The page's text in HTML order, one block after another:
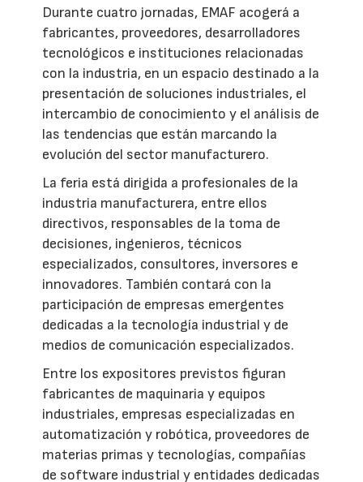
Durante cuatro jornadas, EMAF acogerá a
fabricantes, proveedores, desarrolladores
tecnológicos e instituciones relacionadas
con la industria, en un espacio destinado a la
presentación de soluciones industriales, el
intercambio de conocimiento y el análisis de
las tendencias que están marcando la
evolución del sector manufacturero.
La feria está dirigida a profesionales de la
industria manufacturera, entre ellos
directivos, responsables de la toma de
decisiones, ingenieros, técnicos
especializados, consultores, inversores e
innovadores. También contará con la
participación de empresas emergentes
dedicadas a la tecnología industrial y de
medios de comunicación especializados.
Entre los expositores previstos figuran
fabricantes de maquinaria y equipos
industriales, empresas especializadas en
automatización y robótica, proveedores de
materias primas y tecnologías, compañías
de software industrial y entidades dedicadas